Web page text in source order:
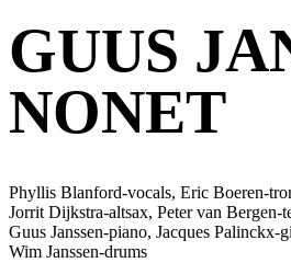
GUUS
NONET
Phyllis Blanford-vocals, Eric Boeren-
Jorrit Dijkstra-altsax, Peter van Bergen-
Guus Janssen-piano, Jacques Palinckx-
Wim Janssen-drums